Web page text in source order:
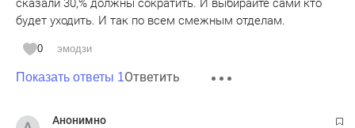
сказали 30,% должны сократить. И выбирайте сами кто
будет уходить. И так по всем смежным отделам.
0 эмодзи
Показать ответы 1Ответить
Анонимно